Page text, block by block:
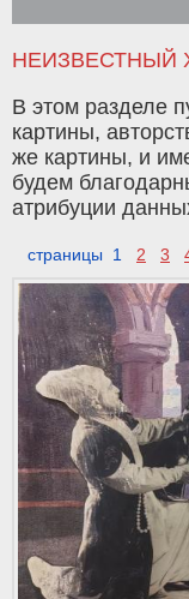
НЕИЗВЕСТНЫЙ
В этом разделе
картины,
же картины, и
будем
атрибуции
страницы 1 2 3